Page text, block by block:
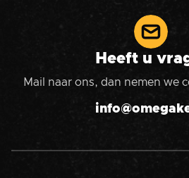
Heeft u
Mail naar ons, dan nemen we